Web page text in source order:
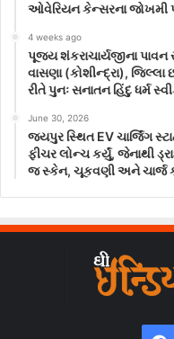
ઓવેરિયન કેન્સરના જોખમી
4 weeks ago
પૂજ્ય શંકરાચાર્યજીના
વાસણા (કોશીન્દ્રા),
રીતે પુનઃ સનાતન હિંદુ ધર્મ
June 30, 2026
જયપુર સ્થિત EV ચાર્જિંગ
ફીચર લોન્ચ કર્યું, જેનાથી
જ સ્કેન, ચૂકવણી અને ચાર્જ